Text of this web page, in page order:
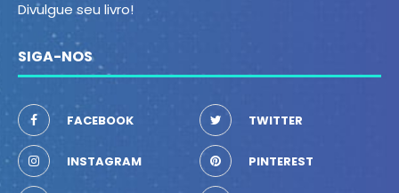
Divulgue seu livro!
SIGA-NOS
FACEBOOK TWITTER
INSTAGRAM PINTEREST